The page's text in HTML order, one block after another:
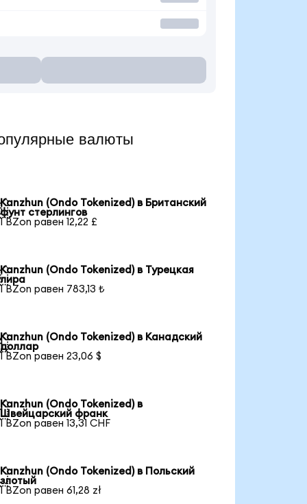
валюты
Kanzhun (Ondo Tokenized) в Британский
фунт стерлингов
1 BZon равен 12,22 £
Kanzhun (Ondo Tokenized) в Турецкая
лира
1 BZon равен 783,13 ₺
Kanzhun (Ondo Tokenized) в Канадский
доллар
1 BZon равен 23,06 $
Kanzhun (Ondo Tokenized) в
Швейцарский франк
1 BZon равен 13,31 CHF
Kanzhun (Ondo Tokenized) в Польский
злотый
1 BZon равен 61,28 zł